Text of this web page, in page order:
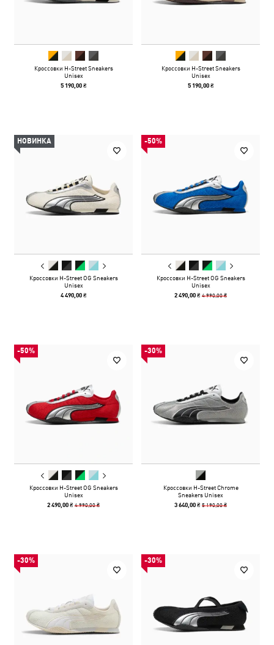
Кроссовки H-Street Sneakers
Unisex
5 190,00 ₴
Кроссовки H-Street Sneakers
Unisex
5 190,00 ₴
НОВИНКА
Кроссовки H-Street OG Sneakers
Unisex
4 490,00 ₴
-50%
Кроссовки H-Street OG Sneakers
Unisex
2 490,00 ₴4 990,00 ₴
-50%
Кроссовки H-Street OG Sneakers
Unisex
2 490,00 ₴4 990,00 ₴
-30%
Кроссовки H-Street Chrome
Sneakers Unisex
3 640,00 ₴5 190,00 ₴
-30% -30%